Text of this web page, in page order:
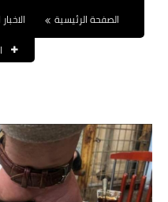
الصفحة الرئيسية